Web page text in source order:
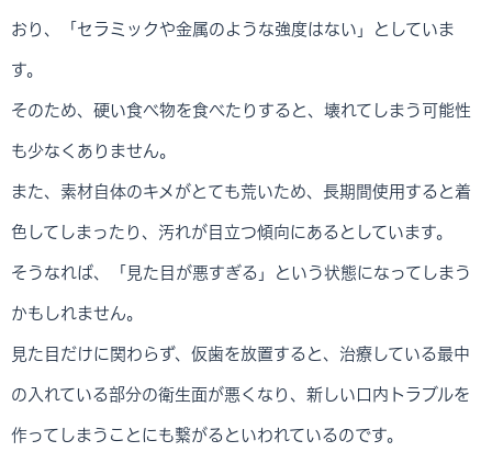
おり、「セラミックや金属のような強度はない」としていま
す。
そのため、硬い食べ物を食べたりすると、壊れてしまう可能性
も少なくありません。
また、素材自体のキメがとても荒いため、長期間使用すると着
色してしまったり、汚れが目立つ傾向にあるとしています。
そうなれば、「見た目が悪すぎる」という状態になってしまう
かもしれません。
見た目だけに関わらず、仮歯を放置すると、治療している最中
の入れている部分の衛生面が悪くなり、新しい口内トラブルを
作ってしまうことにも繋がるといわれているのです。